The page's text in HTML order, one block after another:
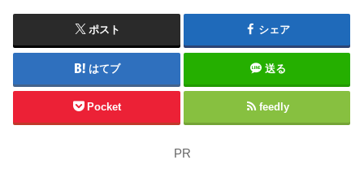
ポスト シェア
はてブ 送る
Pocket feedly
PR